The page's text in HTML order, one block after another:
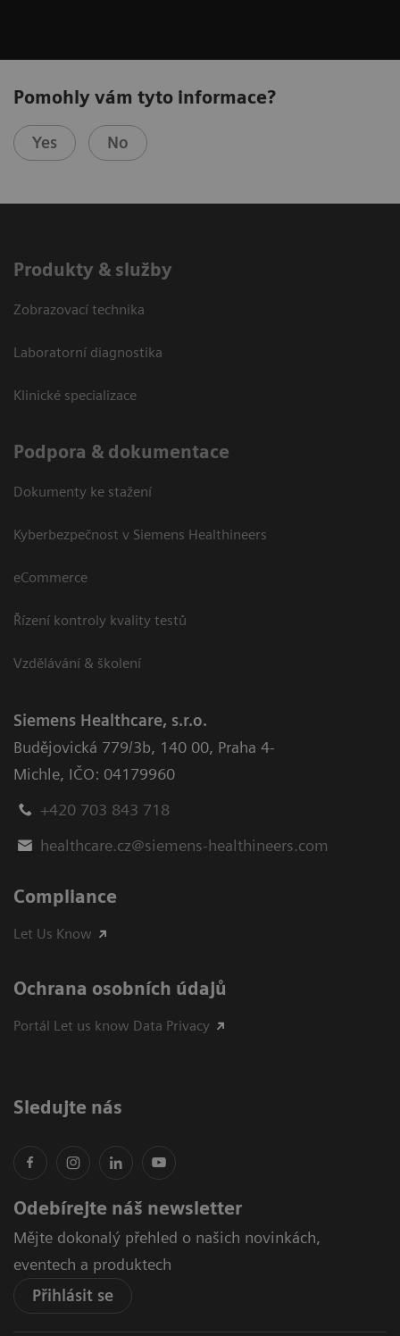
Pomohly vám tyto informace?
Yes No
Produkty & služby
Zobrazovací technika
Laboratorní diagnostika
Klinické specializace
Podpora & dokumentace
Dokumenty ke stažení
Kyberbezpečnost v Siemens Healthineers
eCommerce
Řízení kontroly kvality testů
Vzdělávání & školení
Siemens Healthcare, s.r.o.
Budějovická 779/3b, 140 00, Praha 4-
Michle, IČO: 04179960
+420 703 843 718
healthcare.cz@siemens-healthineers.com
Compliance
Let Us Know
Ochrana osobních údajů
Portál Let us know Data Privacy
Sledujte nás
Odebírejte náš newsletter
Mějte dokonalý přehled o našich novinkách,
eventech a produktech
Přihlásit se